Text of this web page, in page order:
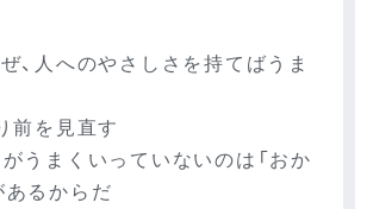
、人へのやさしさを持てばうま
前を見直す
うまくいっていないのは「おか
あるからだ